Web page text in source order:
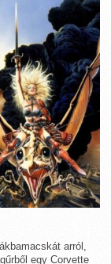
arról,
egy Corvette